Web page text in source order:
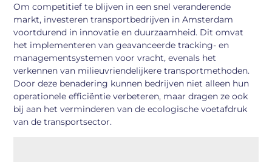
Om competitief te blijven in een snel veranderende
markt, investeren transportbedrijven in Amsterdam
voortdurend in innovatie en duurzaamheid. Dit omvat
het implementeren van geavanceerde tracking- en
managementsystemen voor vracht, evenals het
verkennen van milieuvriendelijkere transportmethoden.
Door deze benadering kunnen bedrijven niet alleen hun
operationele efficiëntie verbeteren, maar dragen ze ook
bij aan het verminderen van de ecologische voetafdruk
van de transportsector.